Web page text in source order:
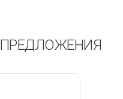
ПРЕДЛОЖЕНИЯ